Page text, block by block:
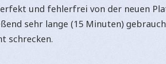
und fehlerfrei von der neuen
sehr lange (15 Minuten)
schrecken.